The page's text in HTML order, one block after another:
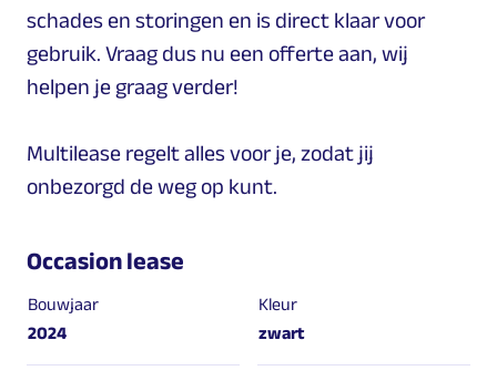
schades en storingen en is direct klaar voor
gebruik. Vraag dus nu een offerte aan, wij
helpen je graag verder!
Multilease regelt alles voor je, zodat jij
onbezorgd de weg op kunt.
Occasion lease
Bouwjaar
2024
Kleur
zwart